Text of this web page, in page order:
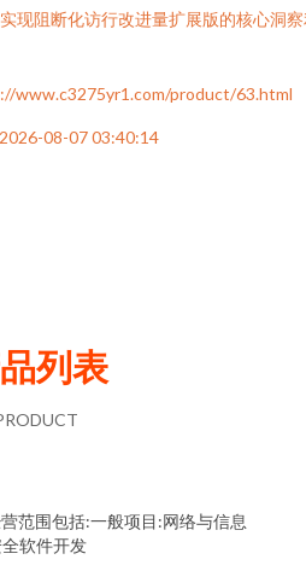
阻断化访行改进量扩展版的核心洞
www.c3275yr1.com/product/63.html
08-07 03:40:14
列表